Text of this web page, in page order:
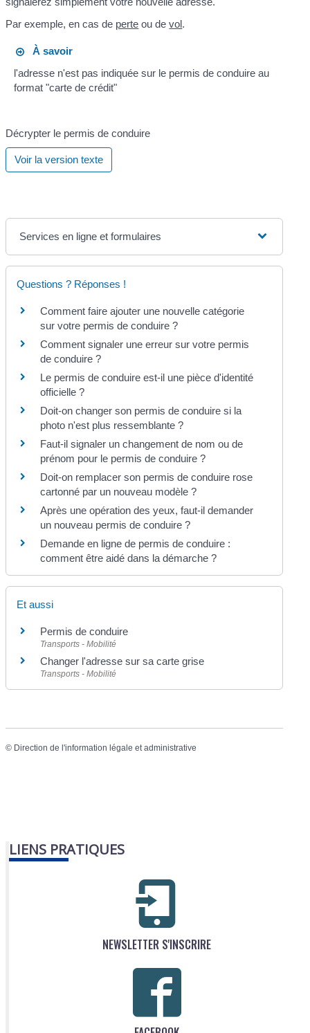
Par exemple, en cas de perte ou devol.
À savoir
l'adresse n'est pas indiquée sur le permis de conduire au
format "carte de crédit"
Décrypter le permis de conduire
Voir la version texte
Services en ligne et formulaires
Questions ? Réponses !
Comment faire ajouter une nouvelle catégorie
sur votre permis de conduire ?
Comment signaler une erreur sur votre permis
de conduire ?
Le permis de conduire est-il une pièce d'identité
officielle ?
Doit-on changer son permis de conduire si la
photo n'est plus ressemblante ?
Faut-il signaler un changement de nom ou de
prénom pour le permis de conduire ?
Doit-on remplacer son permis de conduire rose
cartonné par un nouveau modèle ?
Après une opération des yeux, faut-il demander
un nouveau permis de conduire ?
Demande en ligne de permis de conduire :
comment être aidé dans la démarche ?
Et aussi
Permis de conduire
Transports - Mobilité
Changer l'adresse sur sa carte grise
Transports - Mobilité
© Direction de l'information légale et administrative
LIENS PRATIQUES
NEWSLETTER S'INSCRIRE